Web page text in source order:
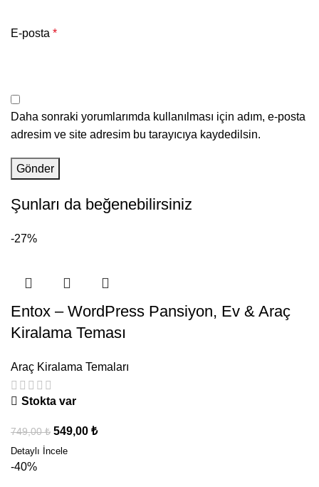
E-posta *
Daha sonraki yorumlarımda kullanılması için adım, e-posta
adresim ve site adresim bu tarayıcıya kaydedilsin.
Şunları da beğenebilirsiniz
-27%
Entox – WordPress Pansiyon, Ev & Araç
Kiralama Teması
Araç Kiralama Temaları
Stokta var
749,00₺ 549,00 ₺
-40%